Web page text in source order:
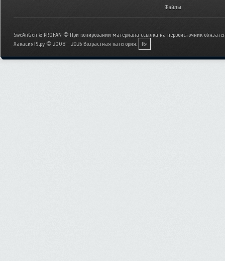
Файлы
SweAnGen & PROFAN © При копировании материала ссылка на первоисточник
Хакасия19.ру © 2008 - 2026 Возрастная категория: 16+